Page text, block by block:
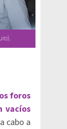
foros
vacíos
cabo a